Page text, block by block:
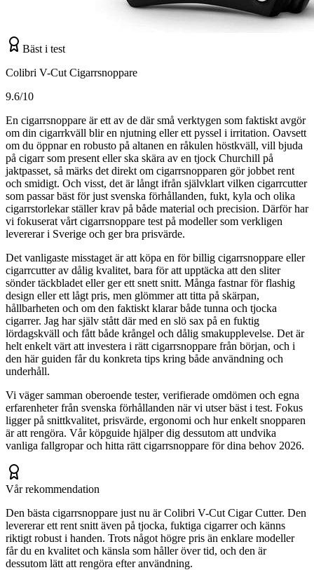
Bäst i test
Colibri V-Cut Cigarrsnoppare
9.6/10
En cigarrsnoppare är ett av de där små verktygen som faktiskt avgör
om din cigarrkväll blir en njutning eller ett pyssel i irritation. Oavsett
om du öppnar en robusto på altanen en råkulen höstkväll, vill bjuda
på cigarr som present eller ska skära av en tjock Churchill på
jaktpasset, så märks det direkt om cigarrsnopparen gör jobbet rent
och smidigt. Och visst, det är långt ifrån självklart vilken cigarrcutter
som passar bäst för just svenska förhållanden, fukt, kyla och olika
cigarrstorlekar ställer krav på både material och precision. Därför har
vi fokuserat vårt cigarrsnoppare test på modeller som verkligen
levererar i Sverige och ger bra prisvärde.
Det vanligaste misstaget är att köpa en för billig cigarrsnoppare eller
cigarrcutter av dålig kvalitet, bara för att upptäcka att den sliter
sönder täckbladet eller ger ett snett snitt. Många fastnar för flashig
design eller ett lågt pris, men glömmer att titta på skärpan,
hållbarheten och om den faktiskt klarar både tunna och tjocka
cigarrer. Jag har själv stått där med en slö sax på en fuktig
lördagskväll och fått både krångel och dålig smakupplevelse. Det är
helt enkelt värt att investera i rätt cigarrsnoppare från början, och i
den här guiden får du konkreta tips kring både användning och
underhåll.
Vi väger samman oberoende tester, verifierade omdömen och egna
erfarenheter från svenska förhållanden när vi utser bäst i test. Fokus
ligger på snittkvalitet, prisvärde, ergonomi och hur enkelt snopparen
är att rengöra. Vår köpguide hjälper dig dessutom att undvika
vanliga fallgropar och hitta rätt cigarrsnoppare för dina behov 2026.
Vår rekommendation
Den bästa cigarrsnoppare just nu är Colibri V-Cut Cigar Cutter. Den
levererar ett rent snitt även på tjocka, fuktiga cigarrer och känns
riktigt robust i handen. Trots något högre pris än enklare modeller
får du en kvalitet och känsla som håller över tid, och den är
dessutom lätt att rengöra efter användning.